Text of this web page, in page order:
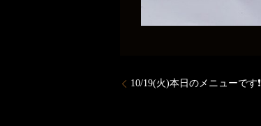
10/19(火)本日のメニューです❗